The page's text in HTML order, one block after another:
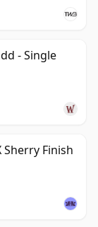
- Single
Sherry Finish